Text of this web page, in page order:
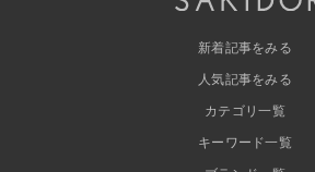
新着記事をみる
人気記事をみる
カテゴリ一覧
キーワード一覧